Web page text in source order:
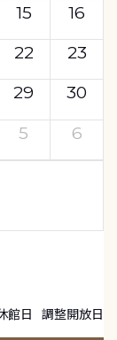
15
16
22
23
29
30
5 6
館日 調整開放日